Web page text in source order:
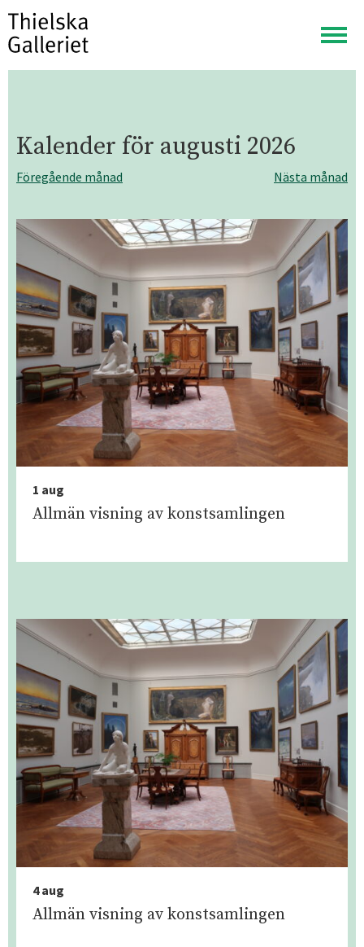
Visa
meny
Kalender för augusti 2026
Nästa månad
Föregående månad
1 aug
Allmän visning av konstsamlingen
4 aug
Allmän visning av konstsamlingen